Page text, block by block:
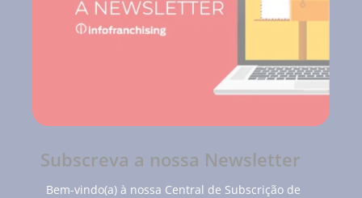
Subscreva a nossa Newsletter
Bem-vindo(a) à nossa Central de Subscrição de